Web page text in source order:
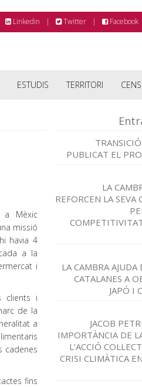
Linkedin Twitter Facebook
ESTUDIS TERRITORI
a Mèxic
missió
havia 4
a la
i
clients i
de la
a
cadenes
fins
PUBLICAT EL
LA
REFORCEN LA SEVA
LA CAMBRA AJUDA
CATALANES A
JAPÓ I
JACOB
IMPORTÀNCIA DE
L’ACCIÓ
CRISI CLIMÀTICA